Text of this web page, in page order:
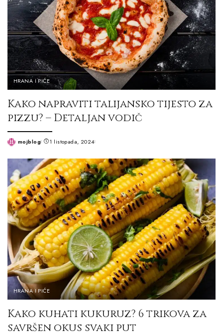
HRANA I PIĆE
Kako napraviti talijansko tijesto za
pizzu? – Detaljan vodič
Postedmojblog 1 listopada, 2024
HRANA I PIĆE
Kako kuhati kukuruz? 6 trikova za
savršen okus svaki put